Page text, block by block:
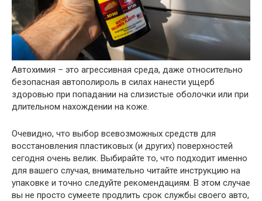
Автохимия – это агрессивная среда, даже относительно
безопасная автополироль в силах нанести ущерб
здоровью при попадании на слизистые оболочки или при
длительном нахождении на коже.
Очевидно, что выбор всевозможных средств для
восстановления пластиковых (и других) поверхностей
сегодня очень велик. Выбирайте то, что подходит именно
для вашего случая, внимательно читайте инструкцию на
упаковке и точно следуйте рекомендациям. В этом случае
вы не просто сумеете продлить срок службы своего авто,